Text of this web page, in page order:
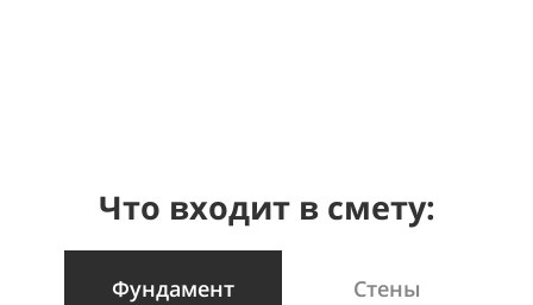
Что входит в смету:
Фундамент Стены